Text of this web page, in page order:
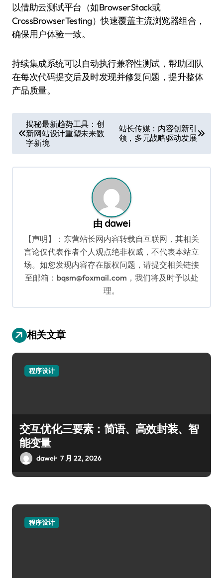
以借助云测试平台（如BrowserStack或
CrossBrowserTesting）快速覆盖主流浏览器组合，
确保用户体验一致。
持续集成系统可以自动执行兼容性测试，帮助团队
在每次代码提交后及时发现并修复问题，提升整体
产品质量。
章
导
航
揭秘最新趋势工具：创
新网站设计重塑未来数
字新境
站长传媒：内容创新引
领，多元战略驱动发展
由 dawei
【声明】：东营站长网内容转载自互联网，其相关
言论仅代表作者个人观点绝非权威，不代表本站立
场。如您发现内容存在版权问题，请提交相关链接
至邮箱：bqsm@foxmail.com，我们将及时予以处
理。
相关文章
程序设计
交互优化三要素：简语、高效封装、智
能变量
dawei 7 月 22, 2026
程序设计